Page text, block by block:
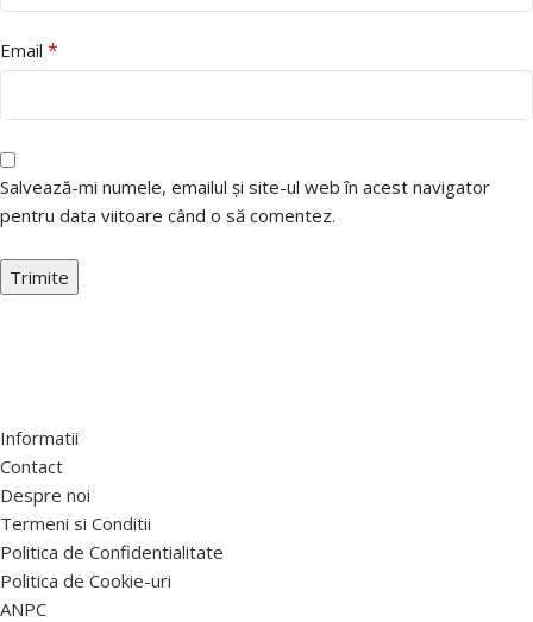
Email *
Salvează-mi numele, emailul și site-ul web în acest navigator
pentru data viitoare când o să comentez.
Informatii
Contact
Despre noi
Termeni si Conditii
Politica de Confidentialitate
Politica de Cookie-uri
ANPC